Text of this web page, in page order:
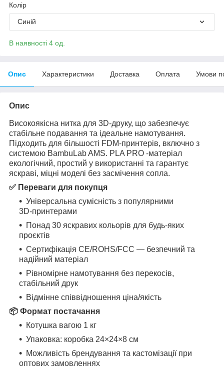
Колір
Синій
В наявності 4 од.
Опис Характеристики Доставка Оплата Умови
Опис
Високоякісна нитка для 3D-друку, що забезпечує
стабільне подавання та ідеальне намотування.
Підходить для більшості FDM-принтерів, включно з
системою BambuLab AMS. PLA PRO -матеріал
екологічний, простий у використанні та гарантує
яскраві, міцні моделі без засмічення сопла.
✅ Переваги для покупця
Універсальна сумісність з популярними
3D‑принтерами
Понад 30 яскравих кольорів для будь‑яких
проєктів
Сертифікація CE/ROHS/FCC — безпечний та
надійний матеріал
Рівномірне намотування без перекосів,
стабільний друк
Відмінне співвідношення ціна/якість
📦 Формат постачання
Котушка вагою 1 кг
Упаковка: коробка 24×24×8 см
Можливість брендування та кастомізації при
оптових замовленнях